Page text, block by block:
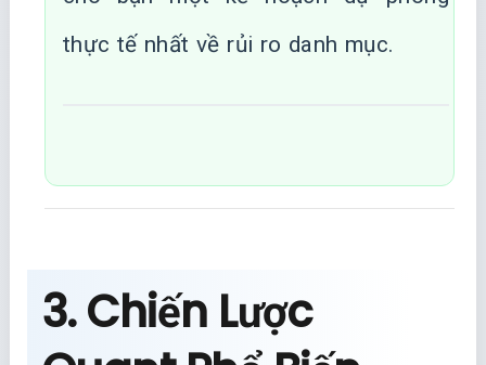
thực tế nhất về rủi ro danh mục.
3. Chiến Lược